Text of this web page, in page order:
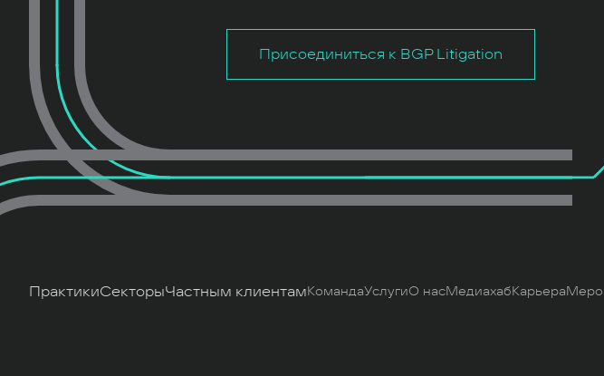
Присоединиться к BGP Litigation
ПрактикиСекторыЧастным клиентамКомандаУслугиО насМедиахабКарьера